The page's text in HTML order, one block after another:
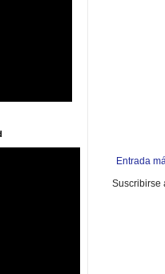
Entrada
Suscribirse